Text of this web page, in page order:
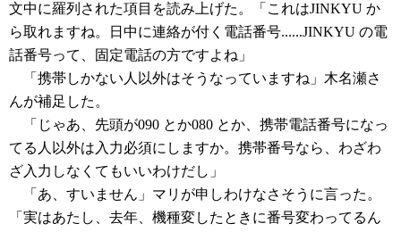
文中に羅列された項目を読み上げた。「これはJINKYU か
ら取れますね。日中に連絡が付く電話番号......JINKYU の電
話番号って、固定電話の方ですよね」
「携帯しかない人以外はそうなっていますね」木名瀬さ
んが補足した。
「じゃあ、先頭が090 とか080 とか、携帯電話番号になっ
てる人以外は入力必須にしますか。携帯番号なら、わざわ
ざ入力しなくてもいいわけだし」
「あ、すいません」マリが申しわけなさそうに言った。
「実はあたし、去年、機種変したときに番号変わってるん